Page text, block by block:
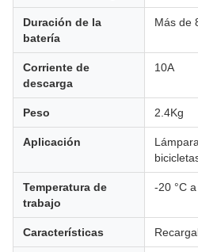
Duración de la
batería
Más de
Corriente de
descarga
10A
Peso 2.4Kg
Aplicación
Temperatura de
trabajo
-20 °C
Características